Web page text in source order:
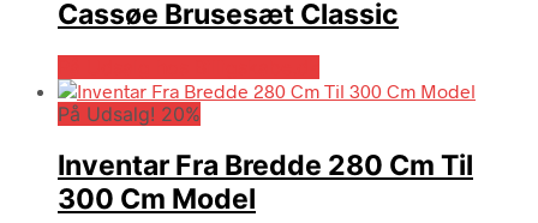
Cassøe Brusesæt Classic
På Udsalg! 20%
Inventar Fra Bredde 280 Cm Til
300 Cm Model